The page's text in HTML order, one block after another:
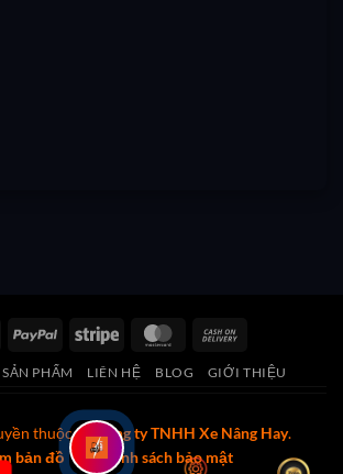
Visa PayPal Stripe MasterCard
Delivery
SẢN PHẨM LIÊN HỆ BLOG GIỚI THIỆU
thuộc vềCông ty TNHH Xe Nâng Hay.
bản đồ
🔒 Chính sách bảo mật